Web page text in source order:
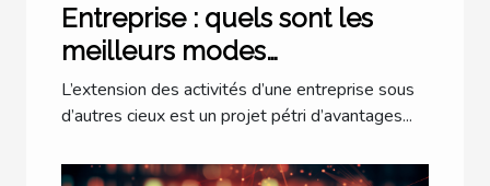
Entreprise : quels sont les
meilleurs modes
d’implantation à l’étranger ?
L’extension des activités d’une entreprise sous
d’autres cieux est un projet pétri d’avantages...